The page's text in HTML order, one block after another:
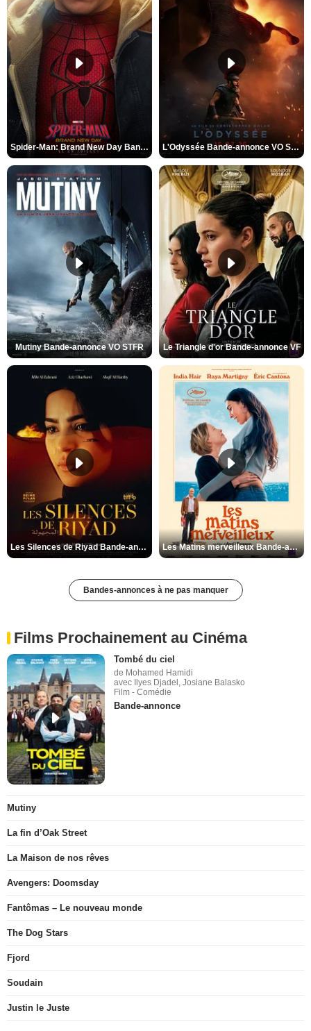
Spider-Man: Brand New Day Bande-annonce VO STFR L'Odyssée Bande-annonce VO STFR
Mutiny Bande-annonce VO STFR Le Triangle d'or Bande-annonce VF
Les Silences de Riyad Bande-annonce VO STFR Les Matins merveilleux Bande-annonce VF
Bandes-annonces à ne pas manquer
Films Prochainement au Cinéma
Tombé du ciel
de Mohamed Hamidi
avec Ilyes Djadel, Josiane Balasko
Film - Comédie
Bande-annonce
Mutiny
La fin d’Oak Street
La Maison de nos rêves
Avengers: Doomsday
Fantômas – Le nouveau monde
The Dog Stars
Fjord
Soudain
Justin le Juste